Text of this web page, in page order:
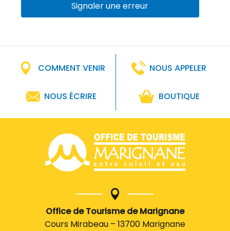
Signaler une erreur
COMMENT VENIR NOUS APPELER
NOUS ÉCRIRE BOUTIQUE
Office de Tourisme de Marignane
Cours Mirabeau – 13700 Marignane